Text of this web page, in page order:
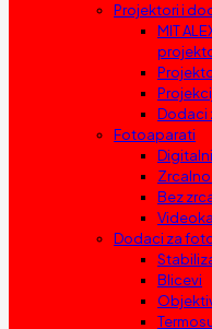
Projektori i
MIT
Dodaci
Fotoaparati
Bez
Dodaci za
Blicevi